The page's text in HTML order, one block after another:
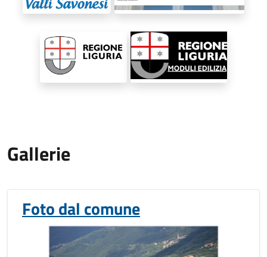
Gallerie
Foto dal comune